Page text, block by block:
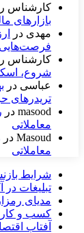
کارشناس
بازارهای
مهدی در
فرصت‌هایی
کارشناس
شروع،
عباسی در
تریدرهای
masood در
معاملاتی
Masoud در
معاملاتی
شرایط
تبلیغات در
مدیای
کسب و کار
آفتاب